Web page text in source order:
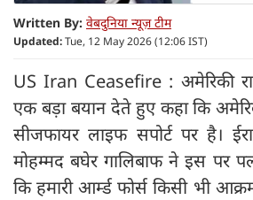
Written By: वेबदुनिया न्यूज़ टीम
Updated:Tue, 12 May 2026 (12:06 IST)
US Iran Ceasefire : अमेरिकी
एक बड़ा बयान देते हुए कहा कि
सीजफायर लाइफ सपोर्ट पर है।
मोहम्मद बघेर गालिबाफ ने इस पर
कि हमारी आर्म्ड फोर्स किसी भी